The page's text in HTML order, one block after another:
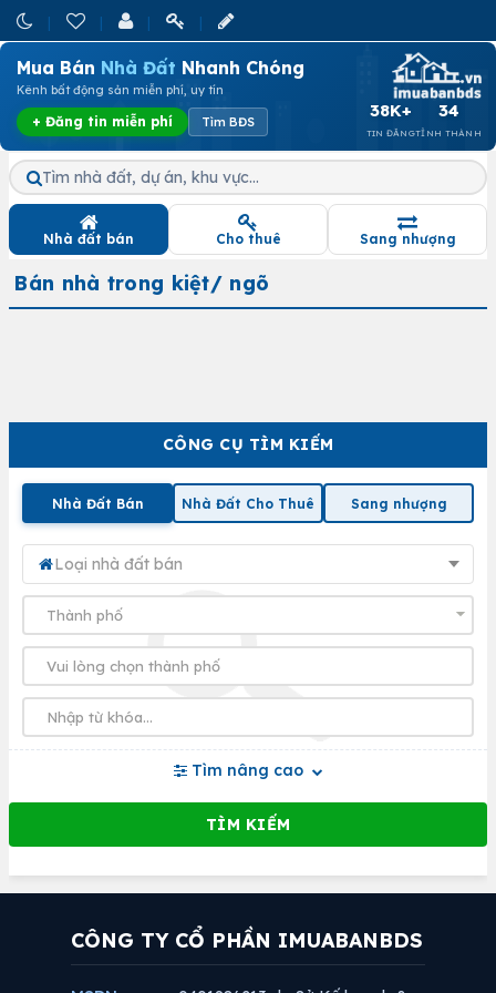
Mua Bán Nhà Đất Nhanh Chóng
Kênh bất động sản miễn phí, uy tín
+ Đăng tin miễn phí Tìm BĐS
38K+
TIN ĐĂNG
34
TỈNH THÀNH
CÔNG CỤ TÌM KIẾM
Nhà Đất Bán Nhà Đất Cho Thuê Sang nhượng
Loại nhà đất bán
Tìm nâng cao
Tìm nhà đất, dự án, khu vực…
Nhà đất bán Cho thuê Sang nhượng
Bán nhà trong kiệt/ ngõ
CÔNG TY CỔ PHẦN IMUABANBDS